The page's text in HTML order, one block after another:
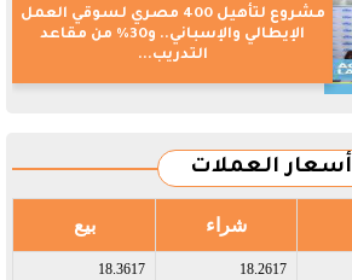
مشروع لتأهيل 400 مصري لسوقي العمل
الإيطالي والإسباني.. و30% من مقاعد
التدريب...
أسعار العملات
شراء بيع
18.2617
18.3617